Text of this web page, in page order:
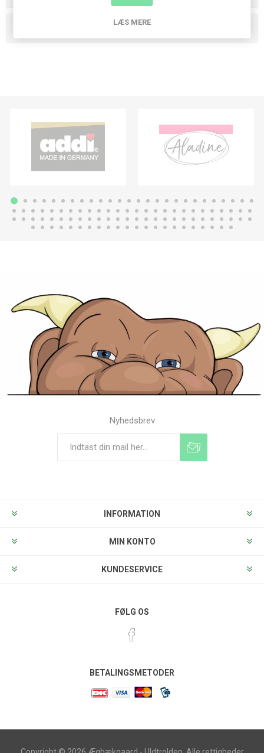
Nyhedsbrev
INFORMATION
MIN KONTO
KUNDESERVICE
FØLG OS
BETALINGSMETODER
LÆS MERE